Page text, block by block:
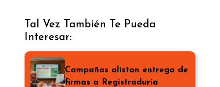
Tal Vez También Te Pueda
Interesar:
Campañas alistan entrega de
firmas a Registraduría